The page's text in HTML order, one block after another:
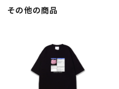
その他の商品